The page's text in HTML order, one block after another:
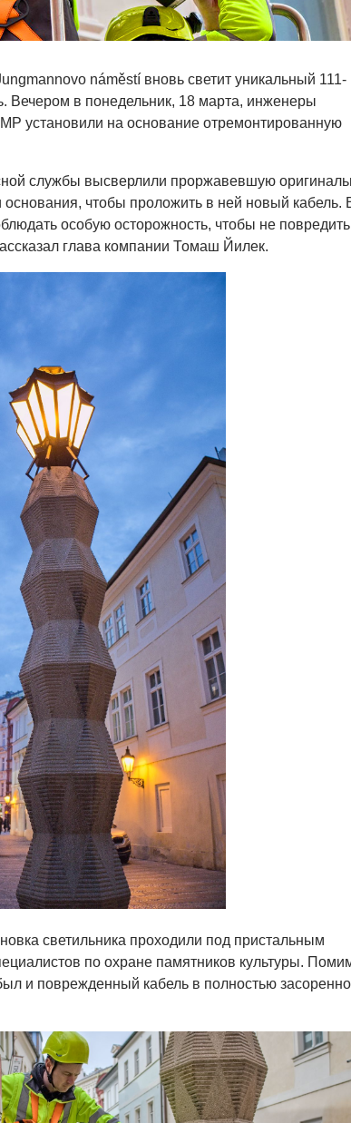
náměstí вновь светит уникальный 111-
Вечером в понедельник, 18 марта, инженеры
установили на основание отремонтированную
службы высверлили проржавевшую
основания, чтобы проложить в ней новый кабель.
особую осторожность, чтобы не повредить
глава компании Томаш Йилек.
светильника проходили под пристальным
по охране памятников культуры.
и поврежденный кабель в полностью